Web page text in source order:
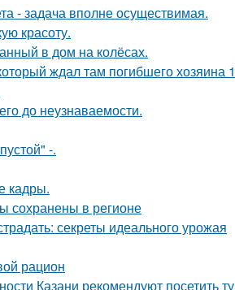
- задача вполне осуществимая.
красоту.
в дом на колёсах.
ждал там погибшего хозяина
до неузнаваемости.
-.
кадры.
сохранены в регионе
секреты идеального урожая
рацион
Казани рекомендуют посетить